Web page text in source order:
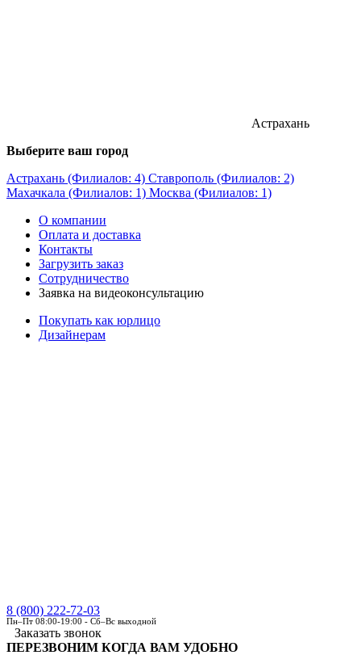
Астрахань
Выберите ваш город
Астрахань (Филиалов: 4) Ставрополь (Филиалов: 2)
Махачкала (Филиалов: 1) Москва (Филиалов: 1)
О компании
Оплата и доставка
Контакты
Загрузить заказ
Сотрудничество
Заявка на видеоконсультацию
Покупать как юрлицо
Дизайнерам
8 (800) 222-72-03
Пн–Пт 08:00-19:00 - Сб–Вс выходной
Заказать звонок
ПЕРЕЗВОНИМ КОГДА ВАМ УДОБНО